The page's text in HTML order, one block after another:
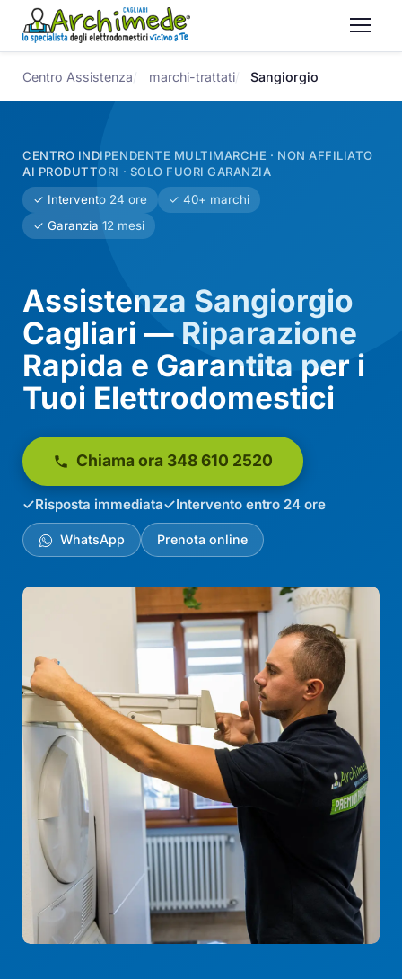
Centro Assistenza marchi-trattati Sangiorgio
CENTRO INDIPENDENTE MULTIMARCHE · NON AFFILIATO
AI PRODUTTORI · SOLO FUORI GARANZIA
✓ Intervento 24 ore
✓ 40+ marchi
✓ Garanzia 12 mesi
Assistenza Sangiorgio
Cagliari — Riparazione
Rapida e Garantita per i
Tuoi Elettrodomestici
Chiama ora 348 610 2520
Risposta immediata Intervento entro 24 ore
WhatsApp Prenota online